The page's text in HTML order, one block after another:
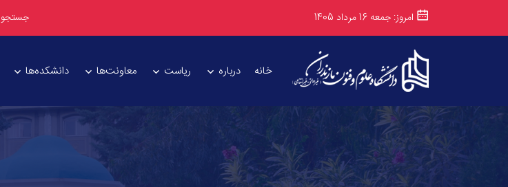
امروز: جمعه 16 مرداد 1405 جستجو
خانه درباره ریاست معاونت‌ها دانشکده‌ها